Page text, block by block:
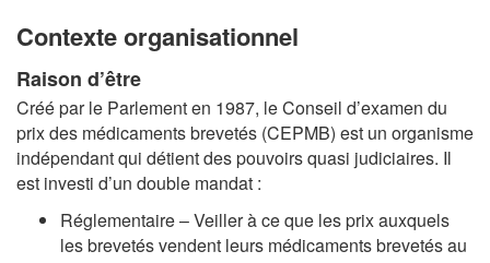
Contexte organisationnel
Raison d’être
Créé par le Parlement en 1987, le Conseil d’examen du
prix des médicaments brevetés (CEPMB) est un organisme
indépendant qui détient des pouvoirs quasi judiciaires. Il
est investi d’un double mandat :
Réglementaire – Veiller à ce que les prix auxquels
les brevetés vendent leurs médicaments brevetés au